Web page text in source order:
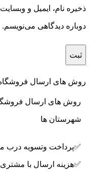
ذخیره نام، ایمیل و
دوباره دیدگاهی می‌نویسم.
روش های ارسال
روش های ارسال
شهرستان ها
✅پرداخت وتسویه درب
✅هزینه ارسال با مشتری